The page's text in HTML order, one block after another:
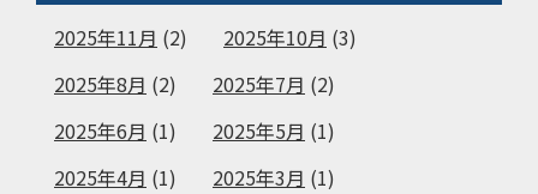
2025年11月 (2) 2025年10月 (3)
2025年8月 (2) 2025年7月 (2)
2025年6月 (1) 2025年5月 (1)
2025年4月 (1) 2025年3月 (1)